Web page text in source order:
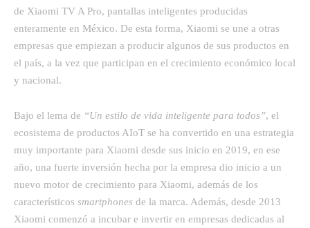
de Xiaomi TV A Pro, pantallas inteligentes producidas
enteramente en México. De esta forma, Xiaomi se une a otras
empresas que empiezan a producir algunos de sus productos en
el país, a la vez que participan en el crecimiento económico local
y nacional.
Bajo el lema de “Un estilo de vida inteligente para todos”, el
ecosistema de productos AIoT se ha convertido en una estrategia
muy importante para Xiaomi desde sus inicio en 2019, en ese
año, una fuerte inversión hecha por la empresa dio inicio a un
nuevo motor de crecimiento para Xiaomi, además de los
característicos smartphones de la marca. Además, desde 2013
Xiaomi comenzó a incubar e invertir en empresas dedicadas al